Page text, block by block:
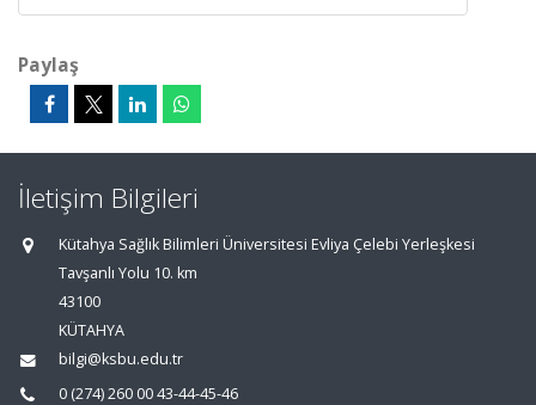
Paylaş
İletişim Bilgileri
Kütahya Sağlık Bilimleri Üniversitesi Evliya Çelebi Yerleşkesi
Tavşanlı Yolu 10. km
43100
KÜTAHYA
bilgi@ksbu.edu.tr
0 (274) 260 00 43-44-45-46